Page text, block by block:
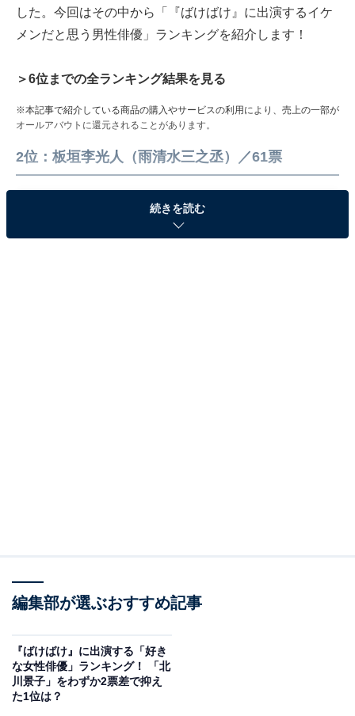
した。今回はその中から「『ばけばけ』に出演するイケ
メンだと思う男性俳優」ランキングを紹介します！
＞6位までの全ランキング結果を見る
※本記事で紹介している商品の購入やサービスの利用により、売上の一部が
オールアバウトに還元されることがあります。
2位：板垣李光人（雨清水三之丞）／61票
2位にランクインしたのは、板垣李光人さんです。高石
トキの親戚である雨清水家の三男・雨清水三之丞役を務
めています。武家の三男のため、家に居場所がない苦悩
ややるせなさを繊細に演じ、注目を集めました。
続きを読む
編集部が選ぶおすすめ記事
『ばけばけ』に出演する「好き
な女性俳優」ランキング！ 「北
川景子」をわずか2票差で抑え
た1位は？